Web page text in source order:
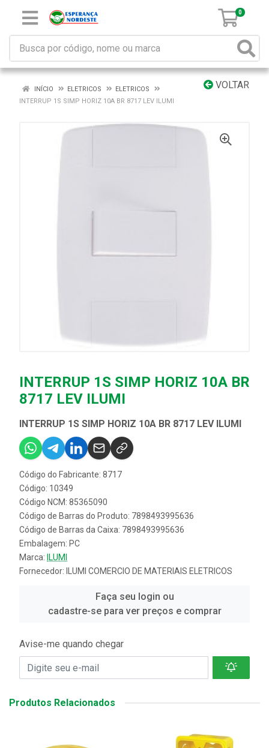
0
VOLTAR
INÍCIO ELETRICOS
ELETRICOS
INTERRUP 1S SIMP HORIZ 10A BR 8717 LEV ILUMI
INTERRUP 1S SIMP HORIZ 10A BR
8717 LEV ILUMI
INTERRUP 1S SIMP HORIZ 10A BR 8717 LEV ILUMI
Código do Fabricante: 8717
Código: 10349
Código NCM: 85365090
Código de Barras do Produto: 7898493995636
Código de Barras da Caixa: 7898493995636
Embalagem: PC
Marca: ILUMI
Fornecedor:
ILUMI COMERCIO DE MATERIAIS ELETRICOS
Faça seu login ou
cadastre-se para ver preços e comprar
Avise-me quando chegar
Produtos Relacionados